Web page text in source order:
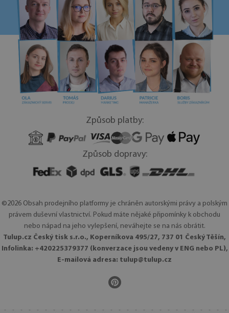
Způsob platby:
Způsob dopravy:
©2026 Obsah prodejního platformy je chráněn autorskými právy a polským
právem duševní vlastnictví. Pokud máte nějaké připomínky k obchodu
nebo nápad na jeho vylepšení, neváhejte se na nás obrátit.
Tulup.cz Český tisk s.r.o., Koperníkova 495/27, 737 01 Český Těšín,
Infolinka: +420225379377 (konverzace jsou vedeny v ENG nebo PL),
E-mailová adresa: tulup@tulup.cz